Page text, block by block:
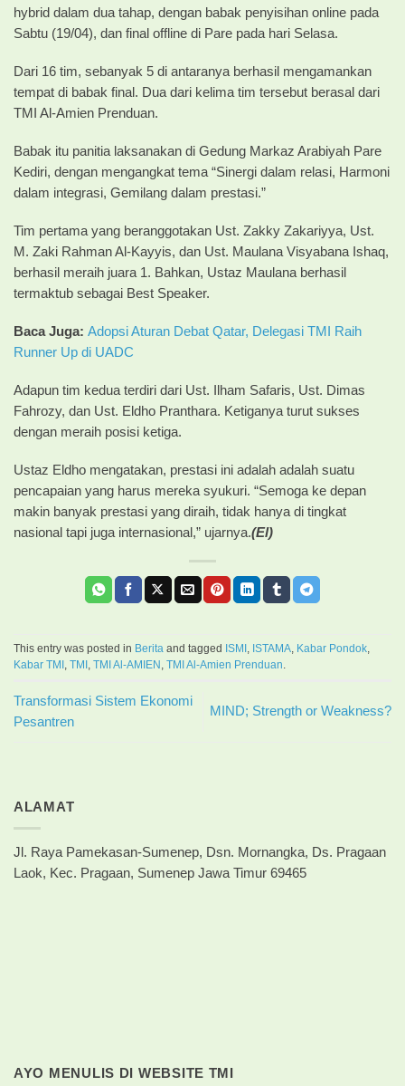
hybrid dalam dua tahap, dengan babak penyisihan online pada
Sabtu (19/04), dan final offline di Pare pada hari Selasa.
Dari 16 tim, sebanyak 5 di antaranya berhasil mengamankan
tempat di babak final. Dua dari kelima tim tersebut berasal dari
TMI Al-Amien Prenduan.
Babak itu panitia laksanakan di Gedung Markaz Arabiyah Pare
Kediri, dengan mengangkat tema “Sinergi dalam relasi, Harmoni
dalam integrasi, Gemilang dalam prestasi.”
Tim pertama yang beranggotakan Ust. Zakky Zakariyya, Ust.
M. Zaki Rahman Al-Kayyis, dan Ust. Maulana Visyabana Ishaq,
berhasil meraih juara 1. Bahkan, Ustaz Maulana berhasil
termaktub sebagai Best Speaker.
Baca Juga: Adopsi Aturan Debat Qatar, Delegasi TMI Raih
Runner Up di UADC
Adapun tim kedua terdiri dari Ust. Ilham Safaris, Ust. Dimas
Fahrozy, dan Ust. Eldho Pranthara. Ketiganya turut sukses
dengan meraih posisi ketiga.
Ustaz Eldho mengatakan, prestasi ini adalah adalah suatu
pencapaian yang harus mereka syukuri. “Semoga ke depan
makin banyak prestasi yang diraih, tidak hanya di tingkat
nasional tapi juga internasional,” ujarnya.(El)
This entry was posted in Berita and tagged ISMI ISTAMA Kabar Pondok
Kabar TMI TMI TMI Al-AMIEN TMI Al-Amien Prenduan
Transformasi Sistem Ekonomi
Pesantren
MIND; Strength or Weakness?
ALAMAT
Jl. Raya Pamekasan-Sumenep, Dsn. Mornangka, Ds. Pragaan
Laok, Kec. Pragaan, Sumenep Jawa Timur 69465
AYO MENULIS DI WEBSITE TMI